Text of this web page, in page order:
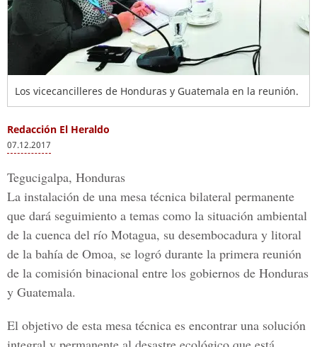
Los vicecancilleres de Honduras y Guatemala en la reunión.
Redacción El Heraldo
07.12.2017
Tegucigalpa, Honduras
La instalación de una mesa técnica bilateral permanente
que dará seguimiento a temas como la situación ambiental
de la cuenca del río Motagua, su desembocadura y litoral
de la bahía de Omoa, se logró durante la primera reunión
de la comisión binacional entre los gobiernos de Honduras
y Guatemala.
El objetivo de esta mesa técnica es encontrar una solución